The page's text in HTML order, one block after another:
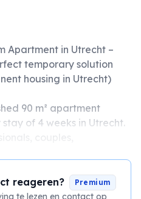
Apartment in Utrecht –
temporary solution
housing in Utrecht)
90 m² apartment
of 4 weeks in Utrecht.
reageren? Premium
te lezen en contact op